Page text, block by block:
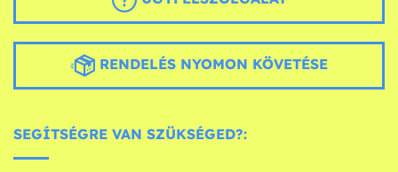
RENDELÉS NYOMON KÖVETÉSE
SEGÍTSÉGRE VAN SZÜKSÉGED?: